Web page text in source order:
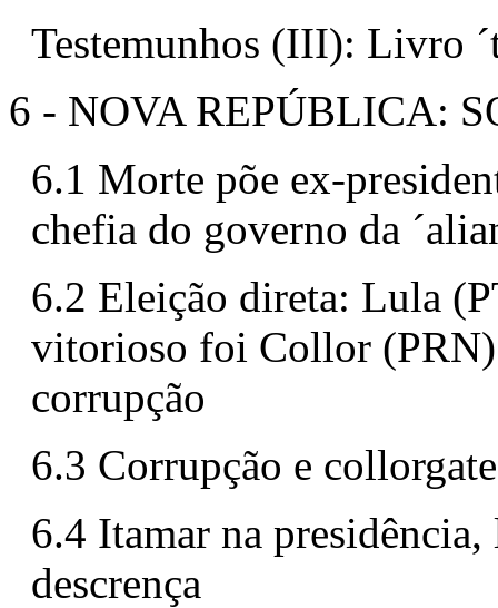
Testemunhos (III): Livro
6 - NOVA REPÚBLICA:
6.1 Morte põe ex-
chefia do governo da
6.2 Eleição direta: Lula
vitorioso foi Collor
corrupção
6.3 Corrupção e
6.4 Itamar na
descrença